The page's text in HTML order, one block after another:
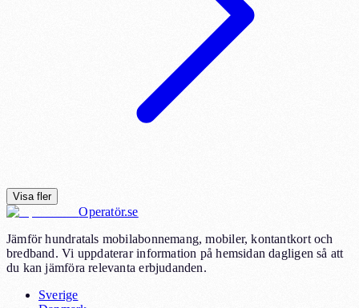
Visa fler
Operatör.se
Jämför hundratals mobilabonnemang, mobiler, kontantkort och
bredband. Vi uppdaterar information på hemsidan dagligen så att
du kan jämföra relevanta erbjudanden.
Sverige